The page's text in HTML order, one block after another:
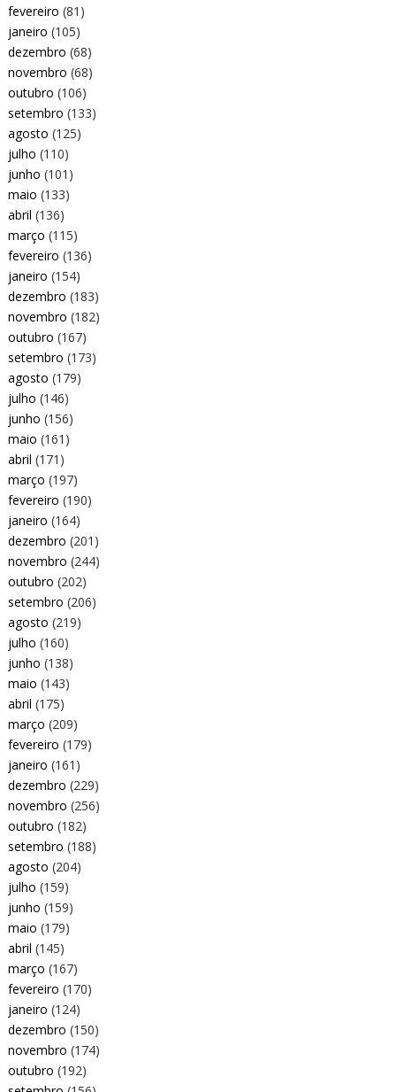
fevereiro (81)
janeiro (105)
dezembro (68)
novembro (68)
outubro (106)
setembro (133)
agosto (125)
julho (110)
junho (101)
maio (133)
abril (136)
março (115)
fevereiro (136)
janeiro (154)
dezembro (183)
novembro (182)
outubro (167)
setembro (173)
agosto (179)
julho (146)
junho (156)
maio (161)
abril (171)
março (197)
fevereiro (190)
janeiro (164)
dezembro (201)
novembro (244)
outubro (202)
setembro (206)
agosto (219)
julho (160)
junho (138)
maio (143)
abril (175)
março (209)
fevereiro (179)
janeiro (161)
dezembro (229)
novembro (256)
outubro (182)
setembro (188)
agosto (204)
julho (159)
junho (159)
maio (179)
abril (145)
março (167)
fevereiro (170)
janeiro (124)
dezembro (150)
novembro (174)
outubro (192)